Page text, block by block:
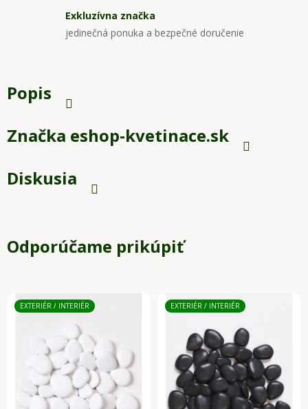
Exkluzívna značka
jedinečná ponuka a bezpečné doručenie
Popis
Značka eshop-kvetinace.sk
Diskusia
Odporúčame prikúpiť
EXTERIÉR / INTERIÉR EXTERIÉR / INTERIÉR